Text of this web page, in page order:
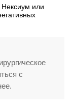
или
с